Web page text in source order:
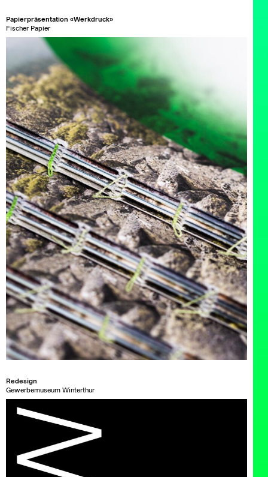
Papierpräsentation «Werkdruck»
Fischer Papier
Redesign
Gewerbemuseum Winterthur